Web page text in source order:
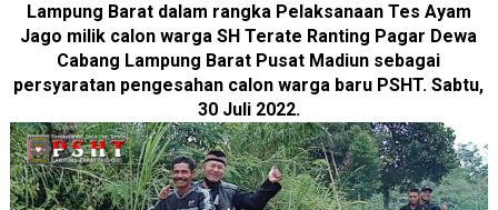
Lampung Barat dalam rangka Pelaksanaan Tes Ayam
Jago milik calon warga SH Terate Ranting Pagar Dewa
Cabang Lampung Barat Pusat Madiun sebagai
persyaratan pengesahan calon warga baru PSHT. Sabtu,
30 Juli 2022.